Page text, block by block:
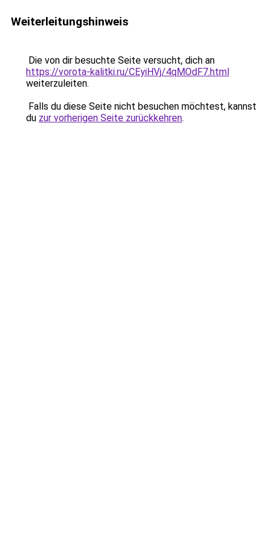
Weiterleitungshinweis
Die von dir besuchte Seite versucht, dich an
https://vorota-kalitki.ru/CEyiHVj/4qMOdF7.html
weiterzuleiten.
Falls du diese Seite nicht besuchen möchtest, kannst
du zur vorherigen Seite zurückkehren.